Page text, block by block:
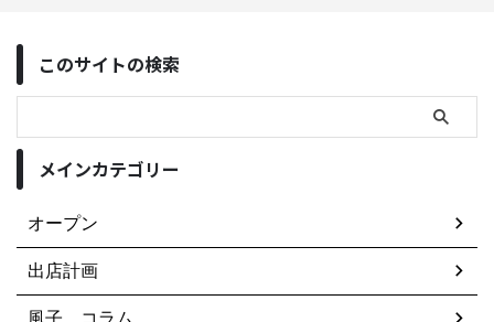
このサイトの検索
メインカテゴリー
オープン
出店計画
風子 コラム